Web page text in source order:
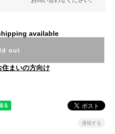
available
out
住まいの方向け
通報する